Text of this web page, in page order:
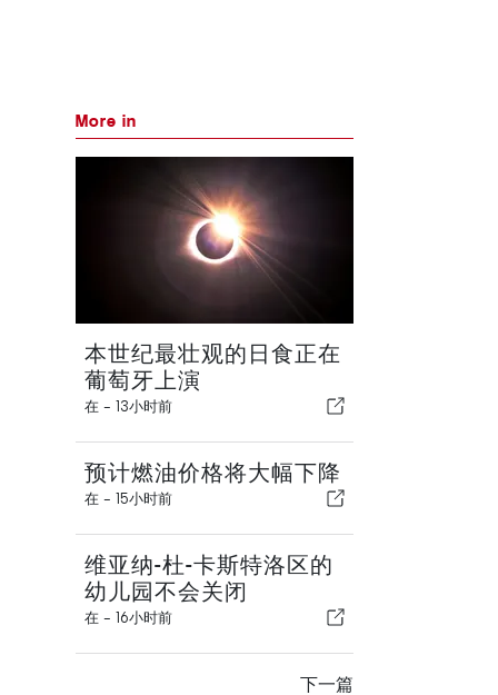
More in
本世纪最壮观的日食正在
葡萄牙上演
在 - 13小时前
预计燃油价格将大幅下降
在 - 15小时前
维亚纳-杜-卡斯特洛区的
幼儿园不会关闭
在 - 16小时前
下一篇